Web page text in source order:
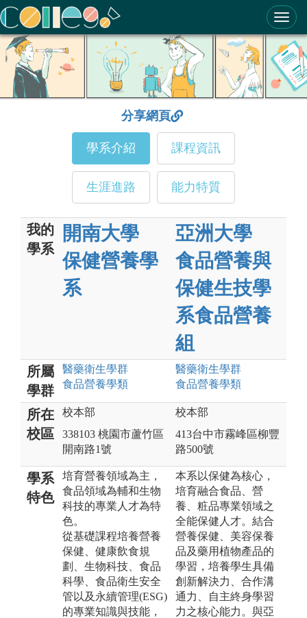
ColleGo! 大學選才與高中育才輔助系統
分享網頁
學系介紹 課程資訊
生涯進路 能力特質
我的
學系
開南大學
保健營養學
系
亞洲大學
食品營養與
保健生技學
系食品營養
組
所屬
學群
醫藥衛生學群
食品營養學類
醫藥衛生學群
食品營養學類
所在
校區
校本部
338103 桃園市蘆竹區
開南路1號
校本部
413台中市霧峰區柳豐
路500號
學系
特色
培育營養領域為主，
食品領域為輔和生物
科技的專業人才為特
色。
從基礎課程培養營養
保健、健康飲食規
劃、生物科技、食品
科學、食品衛生安全
管以及永續管理(ESG)
的專業知識與技能，
本系以保健為核心，
培育融合食品、營
養、粧品專業領域之
全能保健人才。結合
營養保健、美容保養
品及藥用植物產品的
學習，培養學生具備
創新解決力、合作溝
通力、自主終身學習
力之核心能力。與亞